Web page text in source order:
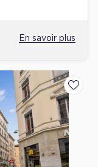
En savoir plus